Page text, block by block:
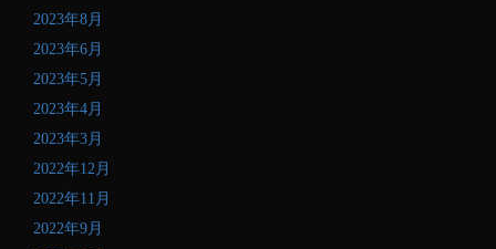
2023年8月
2023年6月
2023年5月
2023年4月
2023年3月
2022年12月
2022年11月
2022年9月